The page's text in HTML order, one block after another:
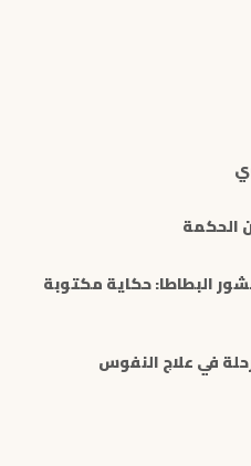
الحكمة
البطاطا: حكاية مكتوبة
في علاج النفوس